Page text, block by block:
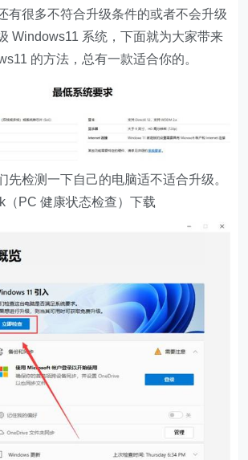
有很多不符合升级条件的或者不会升级
Windows11 系统，下面就为大家带来
的方法，总有一款适合你的。
检测一下自己的电脑适不适合升级。
（PC 健康状态检查）下载